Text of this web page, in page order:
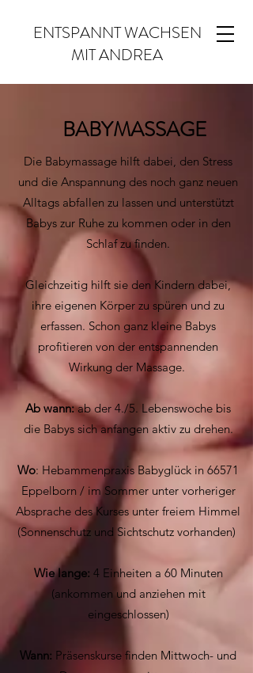
ENTSPANNT WACHSEN
MIT ANDREA
BABYMASSAGE
Die Babymassage hilft dabei, den Stress
und die Anspannung des noch ganz neuen
Alltags abfallen zu lassen und unterstützt
Babys zur Ruhe zu kommen oder in den
Schlaf zu finden.
Gleichzeitig hilft sie den Kindern dabei,
ihre eigenen Körper zu spüren und zu
erfassen. Schon ganz kleine Babys
profitieren von der entspannenden
Wirkung der Massage.
Ab wann:ab der 4./5. Lebenswoche bis
die Babys sich anfangen aktiv zu drehen.
Wo: Hebammenpraxis Babyglück in 66571
Eppelborn / im Sommer unter vorheriger
Absprache des Kurses unter freiem Himmel
(Sonnenschutz und Sichtschutz vorhanden)
Wie lange: 4 Einheiten a 60 Minuten
(ankommen und anziehen mit
eingeschlossen)
Wann: Präsenskurse finden Mittwoch- und